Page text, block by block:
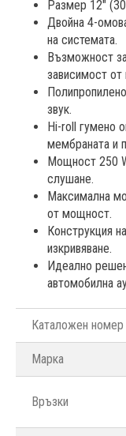
Размер 12"
Двойна 4-
на системата.
Възможност
зависимост от
звук.
Hi-roll гумено
мембраната и
Мощност 250
слушане.
Максимална
от мощност.
Конструкция
изкривяване.
Идеално
автомобилна
Каталожен номер
Марка
Връзки